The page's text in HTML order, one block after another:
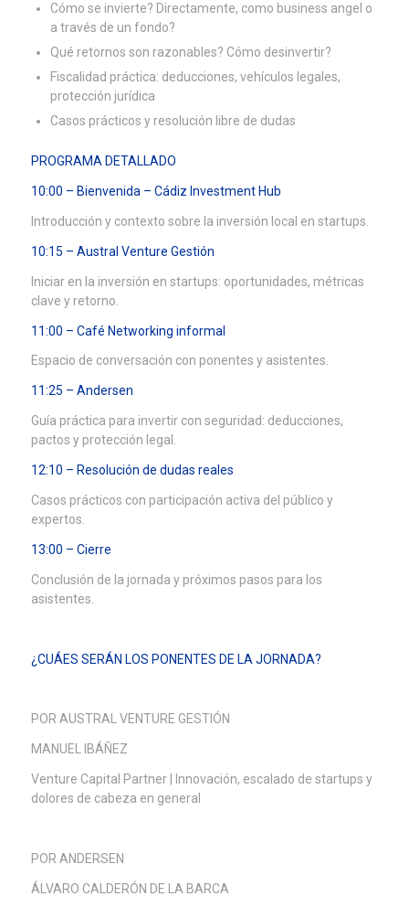
Cómo se invierte? Directamente, como business angel o
a través de un fondo?
Qué retornos son razonables? Cómo desinvertir?
Fiscalidad práctica: deducciones, vehículos legales,
protección jurídica
Casos prácticos y resolución libre de dudas
PROGRAMA DETALLADO
10:00 – Bienvenida – Cádiz Investment Hub
Introducción y contexto sobre la inversión local en startups.
10:15 – Austral Venture Gestión
Iniciar en la inversión en startups: oportunidades, métricas
clave y retorno.
11:00 – Café Networking informal
Espacio de conversación con ponentes y asistentes.
11:25 – Andersen
Guía práctica para invertir con seguridad: deducciones,
pactos y protección legal.
12:10 – Resolución de dudas reales
Casos prácticos con participación activa del público y
expertos.
13:00 – Cierre
Conclusión de la jornada y próximos pasos para los
asistentes.
¿CUÁES SERÁN LOS PONENTES DE LA JORNADA?
POR AUSTRAL VENTURE GESTIÓN
MANUEL IBÁÑEZ
Venture Capital Partner | Innovación, escalado de startups y
dolores de cabeza en general
POR ANDERSEN
ÁLVARO CALDERÓN DE LA BARCA